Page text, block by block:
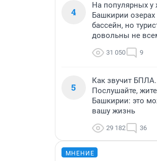
4
На популярных у
Башкирии
бассейн, но
довольны не
31 050 9
5
Как звучит БПЛА.
Послушайте,
Башкирии: это
вашу жизнь
29 182 36
МНЕНИЕ